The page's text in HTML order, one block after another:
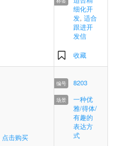
细化开
发, 适合
跟进开
发信
收藏
点击购买
8203
一种优
雅/得体/
有趣的
表达方
式